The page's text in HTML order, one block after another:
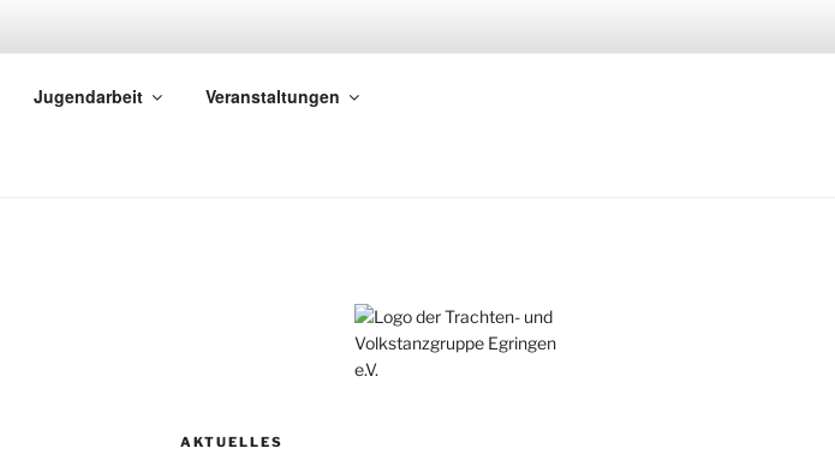
Jugendarbeit Veranstaltungen
AKTUELLES